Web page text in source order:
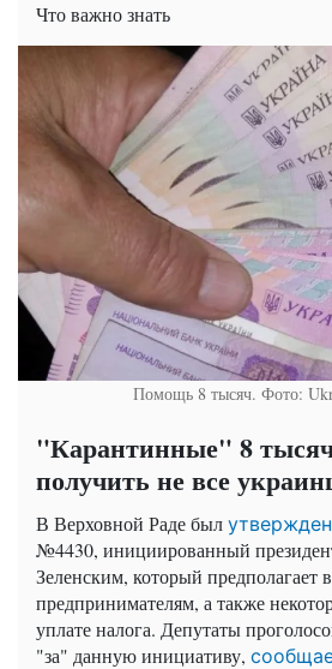
Что важно знать
Помощь 8 тысяч. Фото:
"Карантинные" 8
получить не все
В Верховной Раде был утвержден
№4430, инициированный
Зеленским, который предполагает
предпринимателям, а также
уплате налога. Депутаты
"за" данную инициативу,